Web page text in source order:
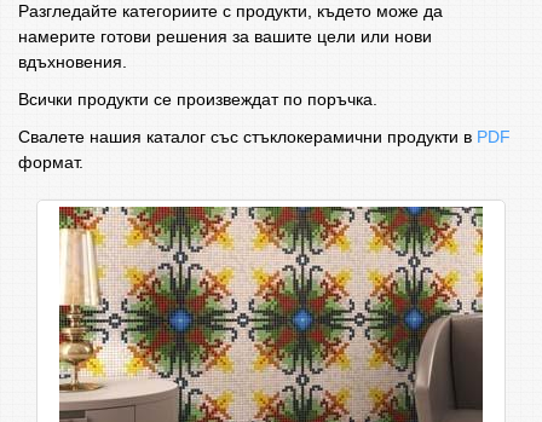
Разгледайте категориите с продукти, където може да
намерите готови решения за вашите цели или нови
вдъхновения.
Всички продукти се произвеждат по поръчка.
Свалете нашия каталог със стъклокерамични продукти в PDF
формат.